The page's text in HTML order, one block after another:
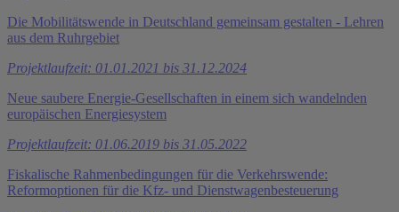
Die Mobilitätswende in Deutschland gemeinsam gestalten - Lehren
aus dem Ruhrgebiet
Projektlaufzeit: 01.01.2021 bis 31.12.2024
Neue saubere Energie-Gesellschaften in einem sich wandelnden
europäischen Energiesystem
Projektlaufzeit: 01.06.2019 bis 31.05.2022
Fiskalische Rahmenbedingungen für die Verkehrswende:
Reformoptionen für die Kfz- und Dienstwagenbesteuerung